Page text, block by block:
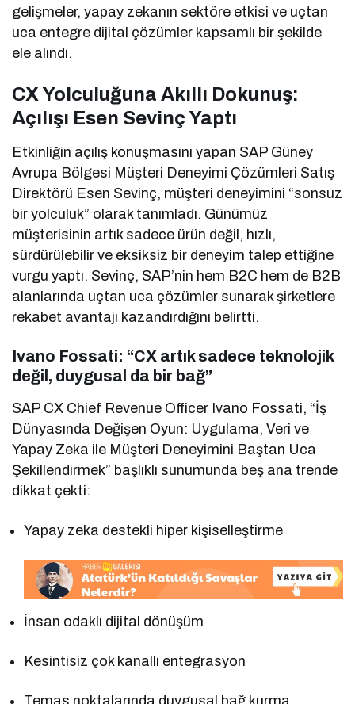
gelişmeler, yapay zekanın sektöre etkisi ve uçtan
uca entegre dijital çözümler kapsamlı bir şekilde
ele alındı.
CX Yolculuğuna Akıllı Dokunuş:
Açılışı Esen Sevinç Yaptı
Etkinliğin açılış konuşmasını yapan SAP Güney
Avrupa Bölgesi Müşteri Deneyimi Çözümleri Satış
Direktörü Esen Sevinç, müşteri deneyimini “sonsuz
bir yolculuk” olarak tanımladı. Günümüz
müşterisinin artık sadece ürün değil, hızlı,
sürdürülebilir ve eksiksiz bir deneyim talep ettiğine
vurgu yaptı. Sevinç, SAP’nin hem B2C hem de B2B
alanlarında uçtan uca çözümler sunarak şirketlere
rekabet avantajı kazandırdığını belirtti.
Ivano Fossati: “CX artık sadece teknolojik
değil, duygusal da bir bağ”
SAP CX Chief Revenue Officer Ivano Fossati, “İş
Dünyasında Değişen Oyun: Uygulama, Veri ve
Yapay Zeka ile Müşteri Deneyimini Baştan Uca
Şekillendirmek” başlıklı sunumunda beş ana trende
dikkat çekti:
Yapay zeka destekli hiper kişiselleştirme
İnsan odaklı dijital dönüşüm
Kesintisiz çok kanallı entegrasyon
Temas noktalarında duygusal bağ kurma